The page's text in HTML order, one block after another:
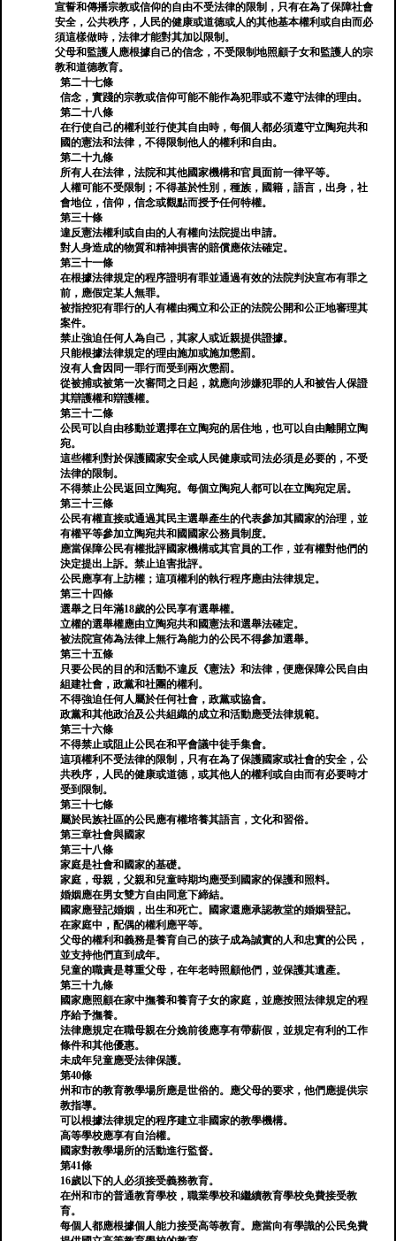
宣誓和傳播宗教或信仰的自由不受法律的限制，只有在為了保障社會
安全，公共秩序，人民的健康或道德或人的其他基本權利或自由而必
須這樣做時，法律才能對其加以限制。
父母和監護人應根據自己的信念，不受限制地照顧子女和監護人的宗
教和道德教育。
第二十七條
信念，實踐的宗教或信仰可能不能作為犯罪或不遵守法律的理由。
第二十八條
在行使自己的權利並行使其自由時，每個人都必須遵守立陶宛共和
國的憲法和法律，不得限制他人的權利和自由。
第二十九條
所有人在法律，法院和其他國家機構和官員面前一律平等。
人權可能不受限制；不得基於性別，種族，國籍，語言，出身，社
會地位，信仰，信念或觀點而授予任何特權。
第三十條
違反憲法權利或自由的人有權向法院提出申請。
對人身造成的物質和精神損害的賠償應依法確定。
第三十一條
在根據法律規定的程序證明有罪並通過有效的法院判決宣布有罪之
前，應假定某人無罪。
被指控犯有罪行的人有權由獨立和公正的法院公開和公正地審理其
案件。
禁止強迫任何人為自己，其家人或近親提供證據。
只能根據法律規定的理由施加或施加懲罰。
沒有人會因同一罪行而受到兩次懲罰。
從被捕或被第一次審問之日起，就應向涉嫌犯罪的人和被告人保證
其辯護權和辯護權。
第三十二條
公民可以自由移動並選擇在立陶宛的居住地，也可以自由離開立陶
宛。
這些權利對於保護國家安全或人民健康或司法必須是必要的，不受
法律的限制。
不得禁止公民返回立陶宛。每個立陶宛人都可以在立陶宛定居。
第三十三條
公民有權直接或通過其民主選舉產生的代表參加其國家的治理，並
有權平等參加立陶宛共和國國家公務員制度。
應當保障公民有權批評國家機構或其官員的工作，並有權對他們的
決定提出上訴。禁止迫害批評。
公民應享有上訪權；這項權利的執行程序應由法律規定。
第三十四條
選舉之日年滿18歲的公民享有選舉權。
立權的選舉權應由立陶宛共和國憲法和選舉法確定。
被法院宣佈為法律上無行為能力的公民不得參加選舉。
第三十五條
只要公民的目的和活動不違反《憲法》和法律，便應保障公民自由
組建社會，政黨和社團的權利。
不得強迫任何人屬於任何社會，政黨或協會。
政黨和其他政治及公共組織的成立和活動應受法律規範。
第三十六條
不得禁止或阻止公民在和平會議中徒手集會。
這項權利不受法律的限制，只有在為了保護國家或社會的安全，公
共秩序，人民的健康或道德，或其他人的權利或自由而有必要時才
受到限制。
第三十七條
屬於民族社區的公民應有權培養其語言，文化和習俗。
第三章社會與國家
第三十八條
家庭是社會和國家的基礎。
家庭，母親，父親和兒童時期均應受到國家的保護和照料。
婚姻應在男女雙方自由同意下締結。
國家應登記婚姻，出生和死亡。國家還應承認教堂的婚姻登記。
在家庭中，配偶的權利應平等。
父母的權利和義務是養育自己的孩子成為誠實的人和忠實的公民，
並支持他們直到成年。
兒童的職責是尊重父母，在年老時照顧他們，並保護其遺產。
第三十九條
國家應照顧在家中撫養和養育子女的家庭，並應按照法律規定的程
序給予撫養。
法律應規定在職母親在分娩前後應享有帶薪假，並規定有利的工作
條件和其他優惠。
未成年兒童應受法律保護。
第40條
州和市的教育教學場所應是世俗的。應父母的要求，他們應提供宗
教指導。
可以根據法律規定的程序建立非國家的教學機構。
高等學校應享有自治權。
國家對教學場所的活動進行監督。
第41條
16歲以下的人必須接受義務教育。
在州和市的普通教育學校，職業學校和繼續教育學校免費接受教
育。
每個人都應根據個人能力接受高等教育。應當向有學識的公民免費